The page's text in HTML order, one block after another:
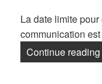
La date limite
communication
Continue reading